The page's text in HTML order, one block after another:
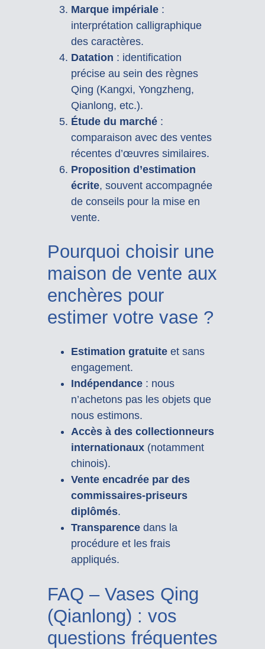
Marque impériale:
interprétation calligraphique
des caractères.
Datation : identification
précise au sein des règnes
Qing (Kangxi, Yongzheng,
Qianlong, etc.).
Étude du marché:
comparaison avec des ventes
récentes d’œuvres similaires.
Proposition d’estimation
écrite, souvent accompagnée
de conseils pour la mise en
vente.
Pourquoi choisir une
maison de vente aux
enchères pour
estimer votre vase ?
Estimation gratuiteet sans
engagement.
Indépendance: nous
n’achetons pas les objets que
nous estimons.
Accès à des collectionneurs
internationaux(notamment
chinois).
Vente encadrée par des
commissaires-priseurs
diplômés.
Transparencedans la
procédure et les frais
appliqués.
FAQ – Vases Qing
(Qianlong) : vos
questions fréquentes